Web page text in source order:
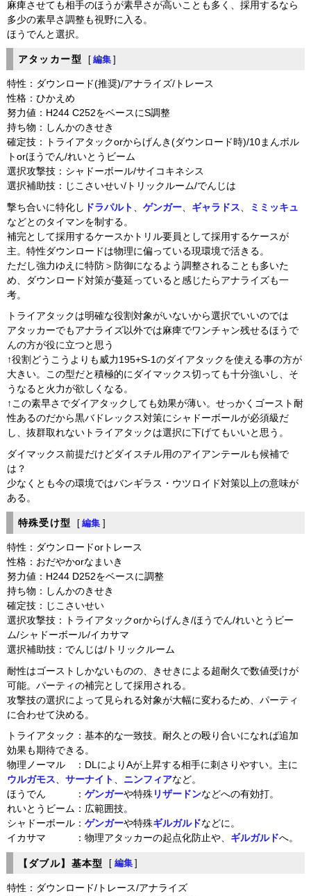
麻痺させても相手のほうが素早さが高いことも多く、採用するなら
多少の素早さ調整も視野に入る。
ほうでんと選択。
アタッカー型 [ 編集 ]
特性：ダウンロード(推奨)/アナライズ/トレース
性格：ひかえめ
努力値：H244 C252をベースにS調整
持ち物：しんかのきせき
確定技：トライアタックorからげんき(ダウンロード時)/10まんボル
トorほうでん/れいとうビーム
選択攻撃技：シャドーボール/サイコキネシス
選択補助技：じこさいせい/トリックルーム/でんじは
撃ち合いに特化し ドラパルト 、ゲンガー ギャラドス
ミミッキュ
などとのタイマンを制する。
補完として採用するケースかトリル要員として採用するケースが
主。特性ダウンロードは物理に偏っている現環境で活きる。
ただし強力ゆえに特防＞防御になるよう調整されることも多いた
め、ダウンロード対策が蔓延っていると感じたらアナライズも一
考。
トライアタックは明確な役割対象がいないから選択でいいのでは
アタッカーでもアナライズ以外では麻痺でワンチャン残せるほうで
んの方が役に立つと思う
↑役割どうこうよりも威力195+S-1のダイアタックを使える事の方が
大きい。この型だと積極的にダイマックス切っても十分強いし、そ
うなると火力が欲しくなる。
↑この素早さでダイアタックしても効果が薄い。せっかくゴースト耐
性あるのだから黒バドレックス対策にシャドーボールが必須級だ
し、抜群取れないトライアタックは選択に下げてもいいと思う。
ダイマックス前提だけどダイスチル用のアイアンテールも候補で
は？
少なくとも今の環境ではバンギラス・ウツロイド対策以上の意味が
ある。
特殊受け型 [ 編集 ]
特性：ダウンロードorトレース
性格：おだやかorなまいき
努力値：H244 D252をベースに調整
持ち物：しんかのきせき
確定技：じこさいせい
選択攻撃技：トライアタックorからげんき/ほうでん/れいとうビー
ム/シャドーボール/イカサマ
選択補助技：でんじは/トリックルーム
耐性はゴーストしかないものの、きせきによる超耐久で数値受けが
可能。パーティの補完として採用される。
攻撃技の選択によって見られる対象が大幅に変わるため、パーティ
に合わせて決める。
トライアタック：基本的な一致技。耐久との殴り合いになれば追加
効果も期待できる。
物理ノーマル ：DLによりAが上昇する相手に刺さりやすい。主に
ウルガモス、サーナイト 、 ニンフィアなど。
ほうでん ：ゲンガーや特殊 リザードンなどへの有効打。
れいとうビーム：広範囲技。
シャドーボール：ゲンガーや特殊ギルガルドなどに。
イカサマ ：物理アタッカーの起点化防止や、 ギルガルドへ。
【ダブル】基本型 [ 編集 ]
特性：ダウンロード/トレース/アナライズ